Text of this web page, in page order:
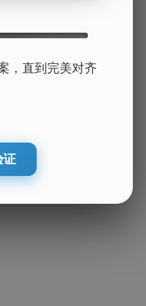
，直到完美对齐
证